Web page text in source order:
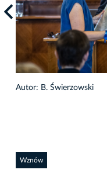
Autor: B. Świerzowski
Wznów